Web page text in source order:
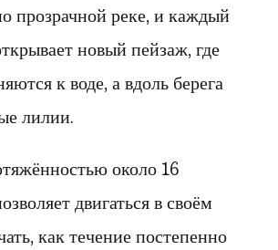
прозрачной реке, и каждый
новый пейзаж, где
к воде, а вдоль берега
лилии.
около 16
двигаться в своём
как течение постепенно